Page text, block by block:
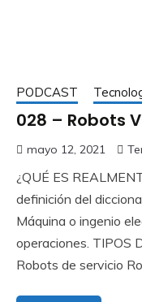
PODCAST
028 – Robots
mayo 12, 2021
¿QUÉ ES
definición del
Máquina o ingenio
operaciones. TIPOS
Robots de servicio